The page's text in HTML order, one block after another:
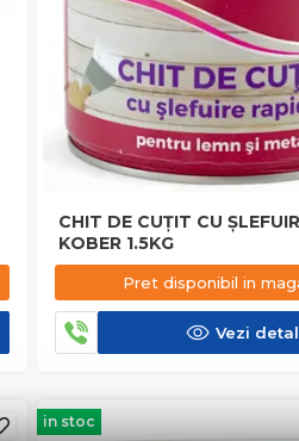
CHIT DE CUȚIT CU
KOBER 1.5KG
Pret disponibil in
Vezi
in stoc